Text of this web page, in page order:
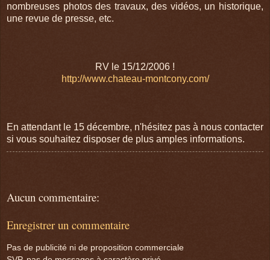
nombreuses photos des travaux, des vidéos, un historique,
une revue de presse, etc.
RV le 15/12/2006 !
http://www.chateau-montcony.com/
En attendant le 15 décembre, n'hésitez pas à nous contacter
si vous souhaitez disposer de plus amples informations.
Aucun commentaire:
Enregistrer un commentaire
Pas de publicité ni de proposition commerciale